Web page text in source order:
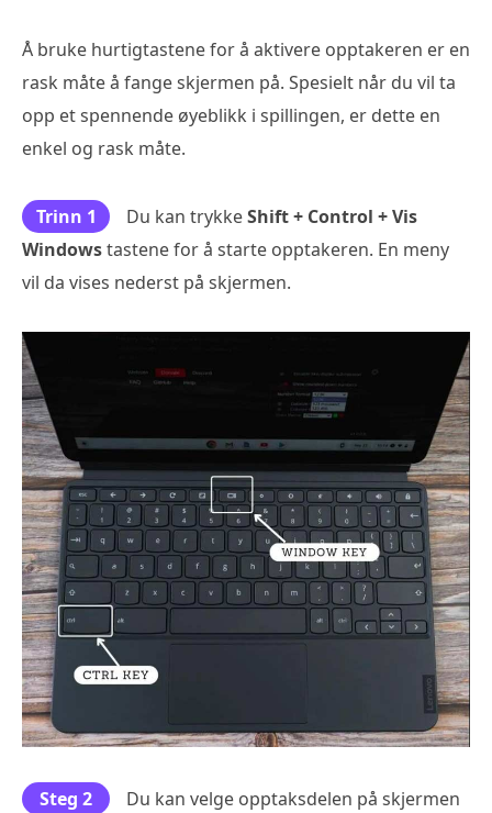
Å bruke hurtigtastene for å aktivere opptakeren er en
rask måte å fange skjermen på. Spesielt når du vil ta
opp et spennende øyeblikk i spillingen, er dette en
enkel og rask måte.
Trinn 1 Du kan trykkeShift + Control + Vis
Windowstastene for å starte opptakeren. En meny
vil da vises nederst på skjermen.
Steg 2
Du kan velge opptaksdelen på skjermen